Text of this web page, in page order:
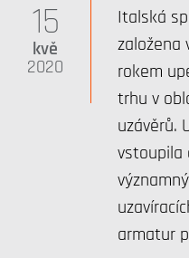
15
kvě
2020
Italská
založena
rokem
trhu v
uzávěrů.
vstoupila
armatur